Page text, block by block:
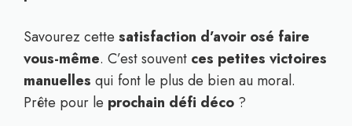
Savourez cette satisfaction d’avoir osé faire
vous-même. C’est souvent ces petites victoires
manuelles qui font le plus de bien au moral.
Prête pour le prochain défi déco ?